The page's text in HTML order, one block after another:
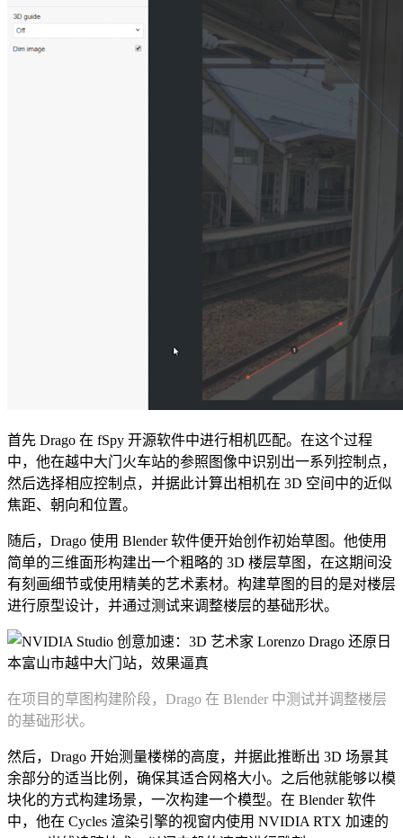
首先 Drago 在 fSpy 开源软件中进行相机匹配。在这个过程
中，他在越中大门火车站的参照图像中识别出一系列控制点，
然后选择相应控制点，并据此计算出相机在 3D 空间中的近似
焦距、朝向和位置。
随后，Drago 使用 Blender 软件便开始创作初始草图。他使用
简单的三维面形构建出一个粗略的 3D 楼层草图，在这期间没
有刻画细节或使用精美的艺术素材。构建草图的目的是对楼层
进行原型设计，并通过测试来调整楼层的基础形状。
在项目的草图构建阶段，Drago 在 Blender 中测试并调整楼层
的基础形状。
然后，Drago 开始测量楼梯的高度，并据此推断出 3D 场景其
余部分的适当比例，确保其适合网格大小。之后他就能够以模
块化的方式构建场景，一次构建一个模型。在 Blender 软件
中，他在 Cycles 渲染引擎的视窗内使用 NVIDIA RTX 加速的